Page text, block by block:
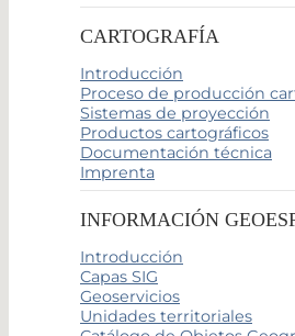
CARTOGRAFÍA
Introducción
Proceso de producción
Sistemas de proyección
Productos cartográficos
Documentación técnica
Imprenta
INFORMACIÓN
Introducción
Capas SIG
Geoservicios
Unidades territoriales